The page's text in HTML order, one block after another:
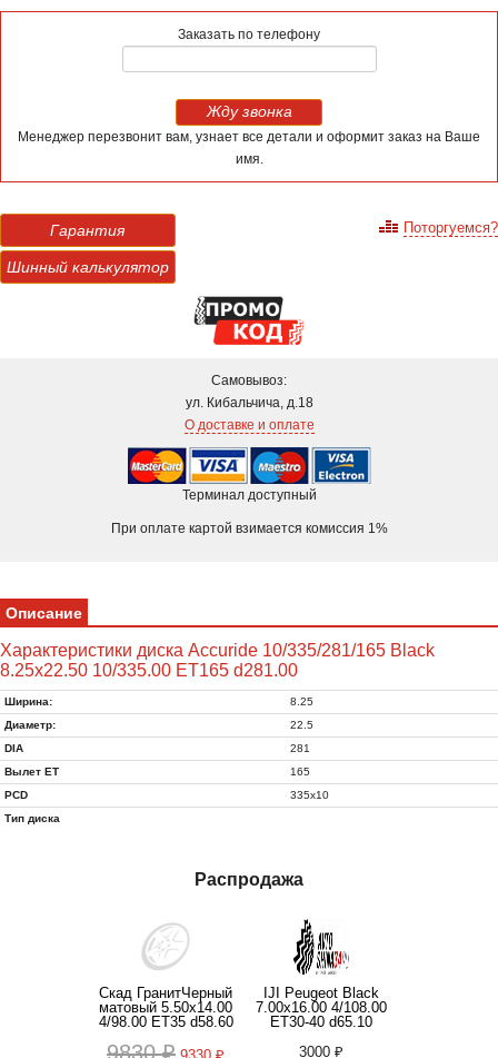
Заказать по телефону
Жду звонка
Менеджер перезвонит вам, узнает все детали и оформит заказ на Ваше
имя.
Гарантия
Шинный калькулятор
Поторгуемся?
Самовывоз:
ул. Кибальчича, д.18
О доставке и оплате
Терминал доступный
При оплате картой взимается комиссия 1%
Описание
Характеристики диска Accuride 10/335/281/165 Black
8.25x22.50 10/335.00 ET165 d281.00
Ширина:
8.25
Диаметр:
22.5
DIA
281
Вылет ET
165
PCD
335x10
Тип диска
Распродажа
Скад ГранитЧерный
матовый 5.50x14.00
4/98.00 ET35 d58.60
9830 ₽
IJI Peugeot Black
7.00x16.00 4/108.00
ET30-40 d65.10
3000 ₽